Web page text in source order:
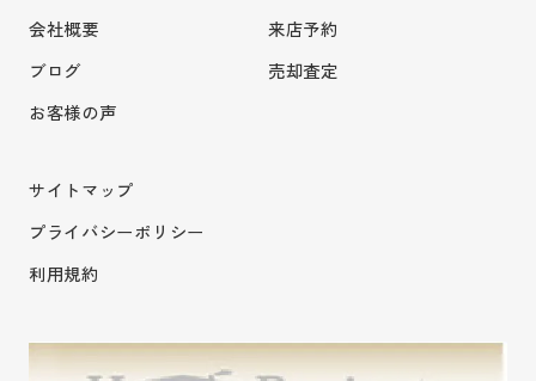
会社概要
ブログ
お客様の声
来店予約
売却査定
サイトマップ
プライバシーポリシー
利用規約